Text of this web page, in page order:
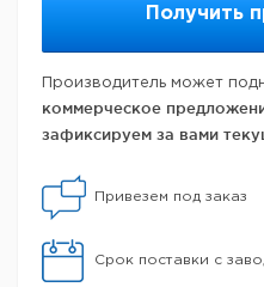
Получить
Производитель может
коммерческое
зафиксируем за вами
Привезем под заказ
Срок поставки с